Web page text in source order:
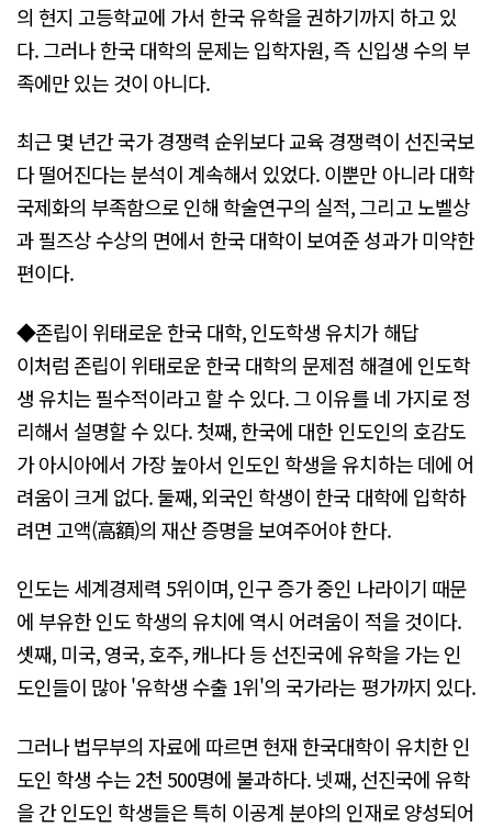
의 현지 고등학교에 가서 한국 유학을 권하기까지 하고 있
다. 그러나 한국 대학의 문제는 입학자원, 즉 신입생 수의 부
족에만 있는 것이 아니다.
최근 몇 년간 국가 경쟁력 순위보다 교육 경쟁력이 선진국보
다 떨어진다는 분석이 계속해서 있었다. 이뿐만 아니라 대학
국제화의 부족함으로 인해 학술연구의 실적, 그리고 노벨상
과 필즈상 수상의 면에서 한국 대학이 보여준 성과가 미약한
편이다.
◆존립이 위태로운 한국 대학, 인도학생 유치가 해답
이처럼 존립이 위태로운 한국 대학의 문제점 해결에 인도학
생 유치는 필수적이라고 할 수 있다. 그 이유를 네 가지로 정
리해서 설명할 수 있다. 첫째, 한국에 대한 인도인의 호감도
가 아시아에서 가장 높아서 인도인 학생을 유치하는 데에 어
려움이 크게 없다. 둘째, 외국인 학생이 한국 대학에 입학하
려면 고액(高額)의 재산 증명을 보여주어야 한다.
인도는 세계경제력 5위이며, 인구 증가 중인 나라이기 때문
에 부유한 인도 학생의 유치에 역시 어려움이 적을 것이다.
셋째, 미국, 영국, 호주, 캐나다 등 선진국에 유학을 가는 인
도인들이 많아 '유학생 수출 1위'의 국가라는 평가까지 있다.
그러나 법무부의 자료에 따르면 현재 한국대학이 유치한 인
도인 학생 수는 2천 500명에 불과하다. 넷째, 선진국에 유학
을 간 인도인 학생들은 특히 이공계 분야의 인재로 양성되어